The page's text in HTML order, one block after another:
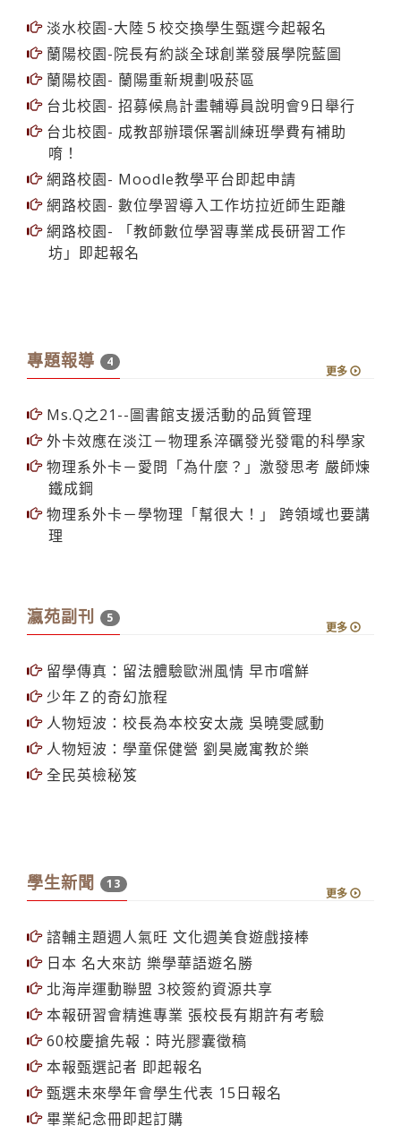
淡水校園-大陸５校交換學生甄選今起報名
蘭陽校園-院長有約談全球創業發展學院藍圖
蘭陽校園- 蘭陽重新規劃吸菸區
台北校園- 招募候鳥計畫輔導員說明會9日舉行
台北校園- 成教部辦環保署訓練班學費有補助
唷！
網路校園- Moodle教學平台即起申請
網路校園- 數位學習導入工作坊拉近師生距離
網路校園- 「教師數位學習專業成長研習工作
坊」即起報名
專題報導 4
更多
Ms.Q之21--圖書館支援活動的品質管理
外卡效應在淡江－物理系淬礪發光發電的科學家
物理系外卡－愛問「為什麼？」激發思考 嚴師煉
鐵成鋼
物理系外卡－學物理「幫很大！」 跨領域也要講
理
瀛苑副刊 5
更多
留學傳真：留法體驗歐洲風情 早市嚐鮮
少年Ｚ的奇幻旅程
人物短波：校長為本校安太歲 吳曉雯感動
人物短波：學童保健營 劉昊崴寓教於樂
全民英檢秘笈
學生新聞 13
更多
諮輔主題週人氣旺 文化週美食遊戲接棒
日本 名大來訪 樂學華語遊名勝
北海岸運動聯盟 3校簽約資源共享
本報研習會精進專業 張校長有期許有考驗
60校慶搶先報：時光膠囊徵稿
本報甄選記者 即起報名
甄選未來學年會學生代表 15日報名
畢業紀念冊即起訂購